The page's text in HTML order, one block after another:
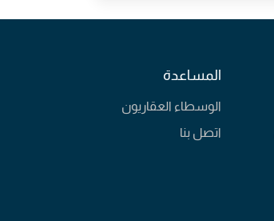
المساعدة
الوسطاء العقاريون
اتصل بنا